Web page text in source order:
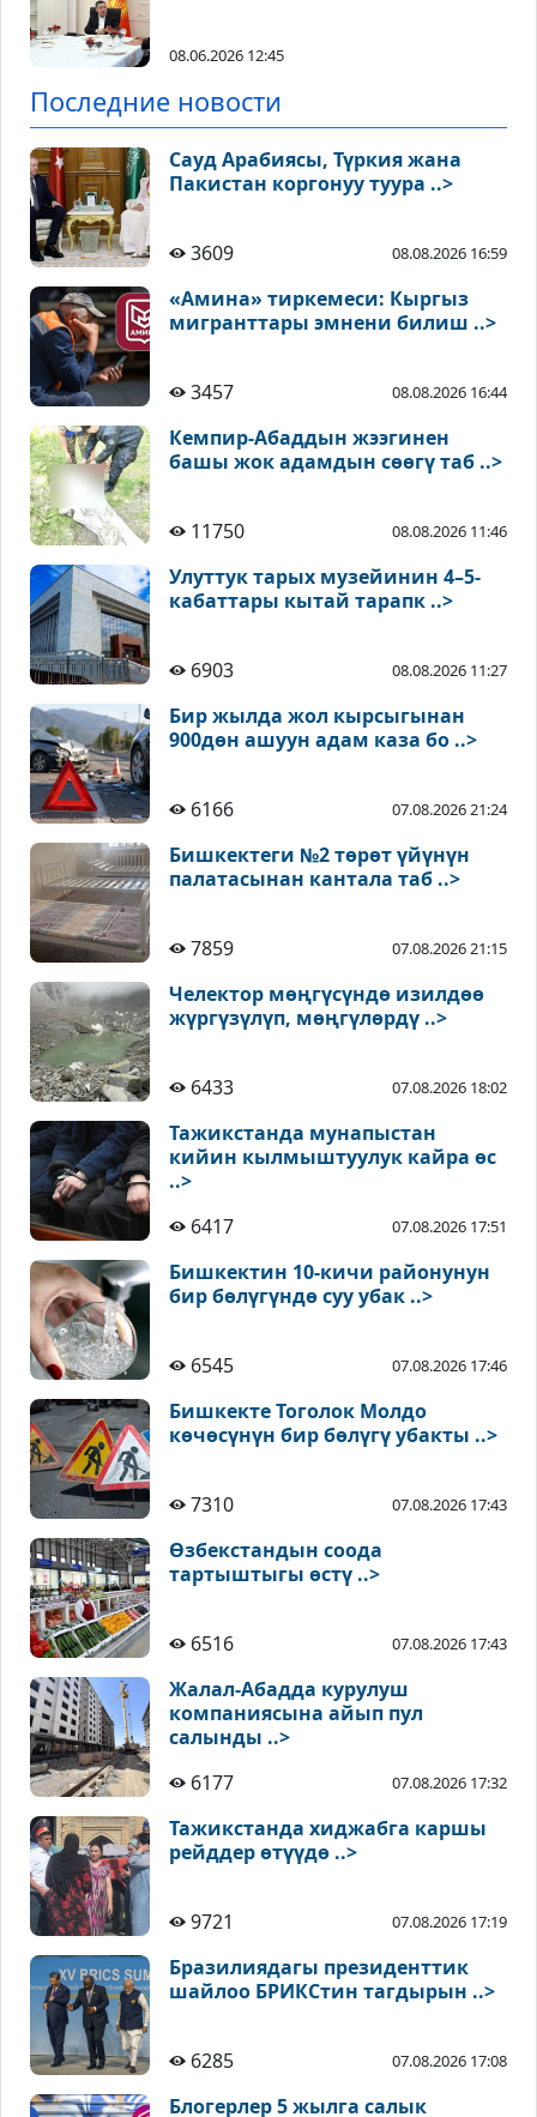
08.06.2026 12:45
Последние новости
Сауд Арабиясы, Түркия жана
Пакистан коргонуу туура ..>
3609 08.08.2026 16:59
«Амина» тиркемеси: Кыргыз
мигранттары эмнени билиш ..>
3457 08.08.2026 16:44
Кемпир-Абаддын жээгинен
башы жок адамдын сөөгү таб ..>
11750 08.08.2026 11:46
Улуттук тарых музейинин 4–5-
кабаттары кытай тарапк ..>
6903 08.08.2026 11:27
Бир жылда жол кырсыгынан
900дөн ашуун адам каза бо ..>
6166 07.08.2026 21:24
Бишкектеги №2 төрөт үйүнүн
палатасынан кантала таб ..>
7859 07.08.2026 21:15
Челектор мөңгүсүндө изилдөө
жүргүзүлүп, мөңгүлөрдү ..>
6433 07.08.2026 18:02
Тажикстанда мунапыстан
кийин кылмыштуулук кайра өс
..>
6417
07.08.2026 17:51
Бишкектин 10-кичи районунун
бир бөлүгүндө суу убак ..>
6545 07.08.2026 17:46
Бишкекте Тоголок Молдо
көчөсүнүн бир бөлүгү убакты ..>
7310 07.08.2026 17:43
Өзбекстандын соода
тартыштыгы өстү ..>
6516 07.08.2026 17:43
Жалал-Абадда курулуш
компаниясына айып пул
салынды ..>
6177
07.08.2026 17:32
Тажикстанда хиджабга каршы
рейддер өтүүдө ..>
9721 07.08.2026 17:19
Бразилиядагы президенттик
шайлоо БРИКСтин тагдырын ..>
6285 07.08.2026 17:08
Блогерлер 5 жылга салык